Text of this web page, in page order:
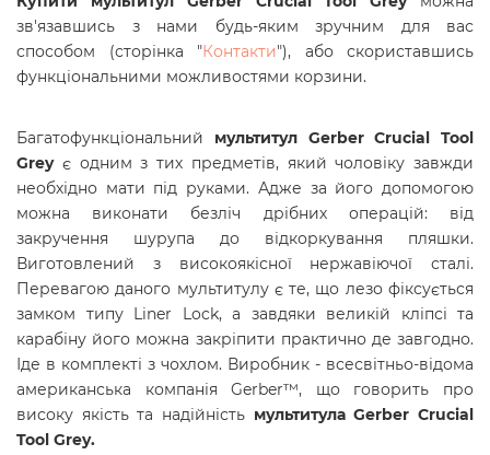
зв'язавшись з нами будь-яким зручним для вас
способом (сторінка "Контакти"), або скориставшись
функціональними можливостями корзини.
Багатофункціональний мультитул Gerber Crucial Tool
Greyє одним з тих предметів, який чоловіку завжди
необхідно мати під руками. Адже за його допомогою
можна виконати безліч дрібних операцій: від
закручення шурупа до відкоркування пляшки.
Виготовлений з високоякісної нержавіючої сталі.
Перевагою даного мультитулу є те, що лезо фіксується
замком типу Liner Lock, а завдяки великій кліпсі та
карабіну його можна закріпити практично де завгодно.
Іде в комплекті з чохлом. Виробник - всесвітньо-відома
американська компанія Gerber™, що говорить про
високу якість та надійність мультитула Gerber Crucial
Tool Grey.